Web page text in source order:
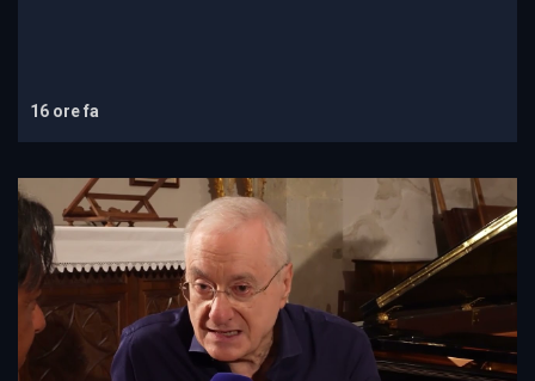
16 ore fa